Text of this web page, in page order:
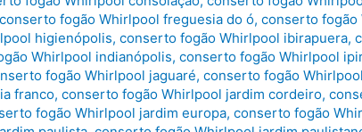
conserto fogão Whirlpool freguesia do ó, conserto fogão
higienópolis, conserto fogão Whirlpool ibirapuera,
Whirlpool indianópolis, conserto fogão Whirlpool
fogão Whirlpool jaguaré, conserto fogão
franco, conserto fogão Whirlpool jardim cordeiro,
fogão Whirlpool jardim europa, conserto fogão